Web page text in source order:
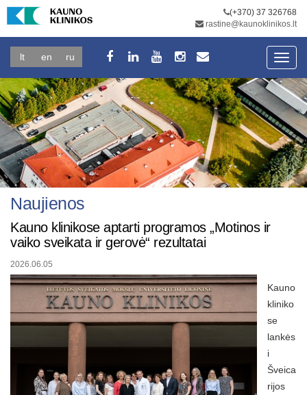
(+370) 37 326768
rastine@kaunoklinikos.lt
lt en ru
Naujienos
Kauno klinikose aptarti programos „Motinos ir
vaiko sveikata ir gerovė“ rezultatai
2026.06.05
Kauno
kliniko
se
lankės
i
Šveica
rijos